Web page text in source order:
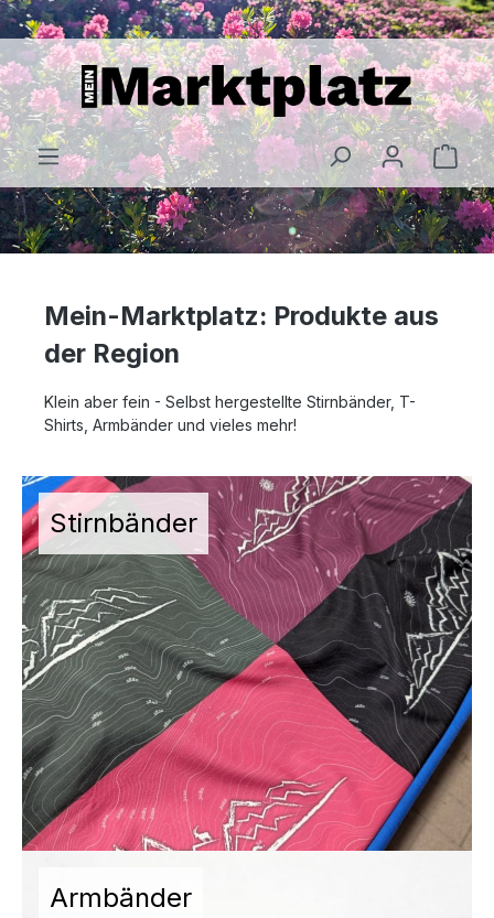
springen
Mein-Marktplatz: Produkte aus
der Region
Klein aber fein - Selbst hergestellte Stirnbänder, T-
Shirts, Armbänder und vieles mehr!
Stirnbänder
Armbänder